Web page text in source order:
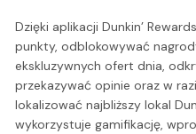
Dzięki aplikacji Dunkin’
punkty, odblokowywać
ekskluzywnych ofert dnia,
przekazywać opinie oraz w
lokalizować najbliższy lokal
wykorzystuje gamifikację,